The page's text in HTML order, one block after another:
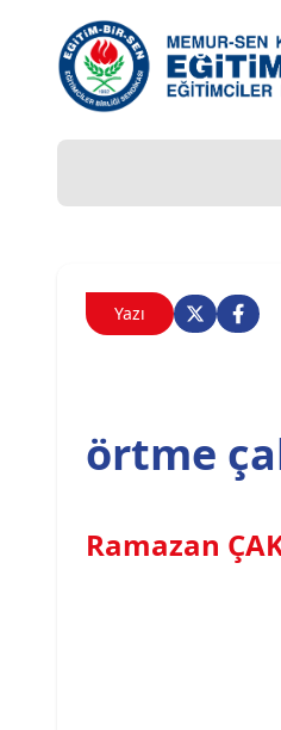
Yazı
örtme
Ramazan